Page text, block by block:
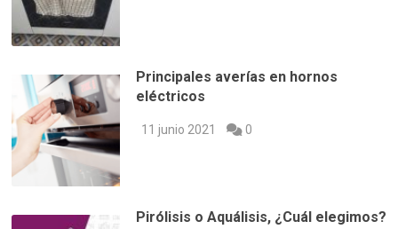
Principales averías en hornos
eléctricos
11 junio 2021 0
Pirólisis o Aquálisis, ¿Cuál elegimos?